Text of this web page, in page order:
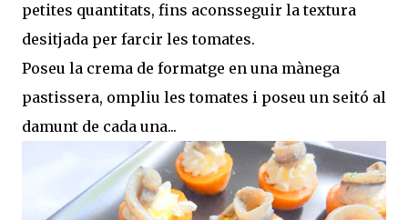
petites quantitats, fins aconsseguir la textura
desitjada per farcir les tomates.
Poseu la crema de formatge en una mànega
pastissera, ompliu les tomates i poseu un seitó al
damunt de cada una...